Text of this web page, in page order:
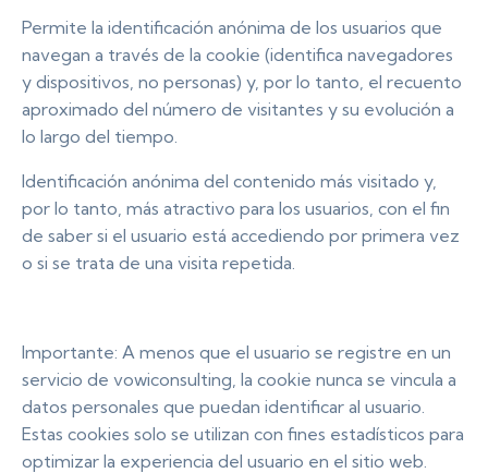
Permite la identificación anónima de los usuarios que
navegan a través de la cookie (identifica navegadores
y dispositivos, no personas) y, por lo tanto, el recuento
aproximado del número de visitantes y su evolución a
lo largo del tiempo.
Identificación anónima del contenido más visitado y,
por lo tanto, más atractivo para los usuarios, con el fin
de saber si el usuario está accediendo por primera vez
o si se trata de una visita repetida.
Importante: A menos que el usuario se registre en un
servicio de vowiconsulting, la cookie nunca se vincula a
datos personales que puedan identificar al usuario.
Estas cookies solo se utilizan con fines estadísticos para
optimizar la experiencia del usuario en el sitio web.